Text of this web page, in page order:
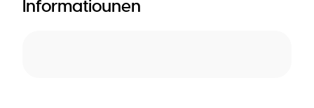
Informatiounen